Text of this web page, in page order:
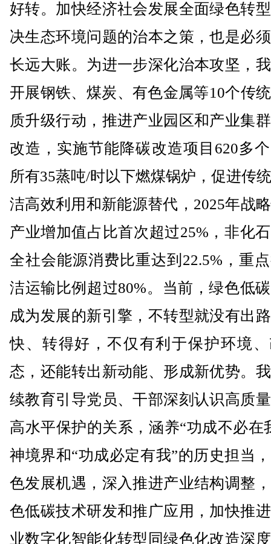
好转。加快经济社会发展全面绿色转
决生态环境问题的治本之策，也是必
长远大账。为进一步深化治本攻坚，
开展钢铁、煤炭、有色金属等10个传
质升级行动，推进产业园区和产业集
改造，实施节能降碳改造项目620多
所有35蒸吨/时以下燃煤锅炉，促进传
洁高效利用和新能源替代，2025年战
产业增加值占比首次超过25%，非化
全社会能源消费比重达到22.5%，重
洁运输比例超过80%。当前，绿色低
成为发展的新引擎，不转型就没有出
快、转得好，不仅有利于保护环境
态，还能转出新动能、形成新优势。
续教育引导党员、干部深刻认识高质
高水平保护的关系，涵养“功成不必在
神境界和“功成必定有我”的历史担当
色发展机遇，深入推进产业结构调整
色低碳技术研发和推广应用，加快推
业数字化智能化转型同绿色化改造深